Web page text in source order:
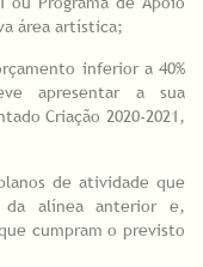
área artística;
inferior a 40%
apresentar a sua
Criação 2020-2021,
de atividade que
da alínea anterior e,
cumpram o previsto